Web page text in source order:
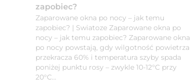
zapobiec?
Zaparowane okna po nocy – jak temu
zapobiec? | Swiatoze Zaparowane okna po
nocy – jak temu zapobiec? Zaparowane okna
po nocy powstają, gdy wilgotność powietrza
przekracza 60% i temperatura szyby spada
poniżej punktu rosy – zwykle 10-12°C przy
20°C...